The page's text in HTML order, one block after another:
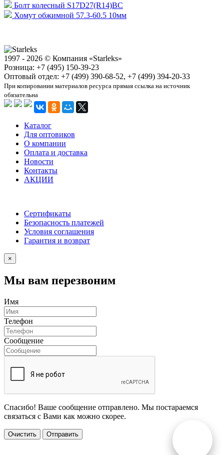
Болт колесный S17D27(R14)BC
Хомут обжимной 57.3-60.5 10мм
1997 - 2026 © Компания «Starleks»
Розница: +7 (495) 150-39-23
Оптовый отдел: +7 (499) 390-68-52, +7 (499) 394-20-33
При копировании материалов ресурса прямая ссылка на источник
обязательна
Каталог
Для оптовиков
О компании
Оплата и доставка
Новости
Контакты
АКЦИИ
Сертификаты
Безопасность платежей
Условия соглашения
Гарантия и возврат
×
Мы вам перезвоним
Имя
Телефон
Сообщение
Спасибо! Ваше сообщение отправлено. Мы постараемся
связаться с Вами как можно скорее.
Очистить Отправить